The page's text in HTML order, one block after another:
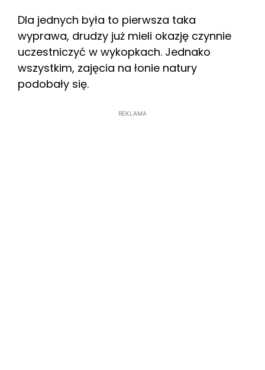
Dla jednych była to pierwsza taka
wyprawa, drudzy już mieli okazję czynnie
uczestniczyć w wykopkach. Jednako
wszystkim, zajęcia na łonie natury
podobały się.
REKLAMA